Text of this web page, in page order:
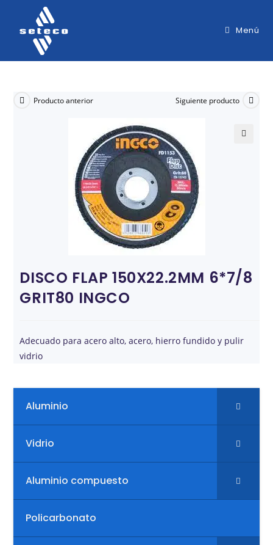
Menú
Producto anterior Siguiente producto
DISCO FLAP 150X22.2MM 6*7/8
GRIT80 INGCO
Adecuado para acero alto, acero, hierro fundido y pulir
vidrio
Aluminio
Vidrio
Aluminio compuesto
Policarbonato